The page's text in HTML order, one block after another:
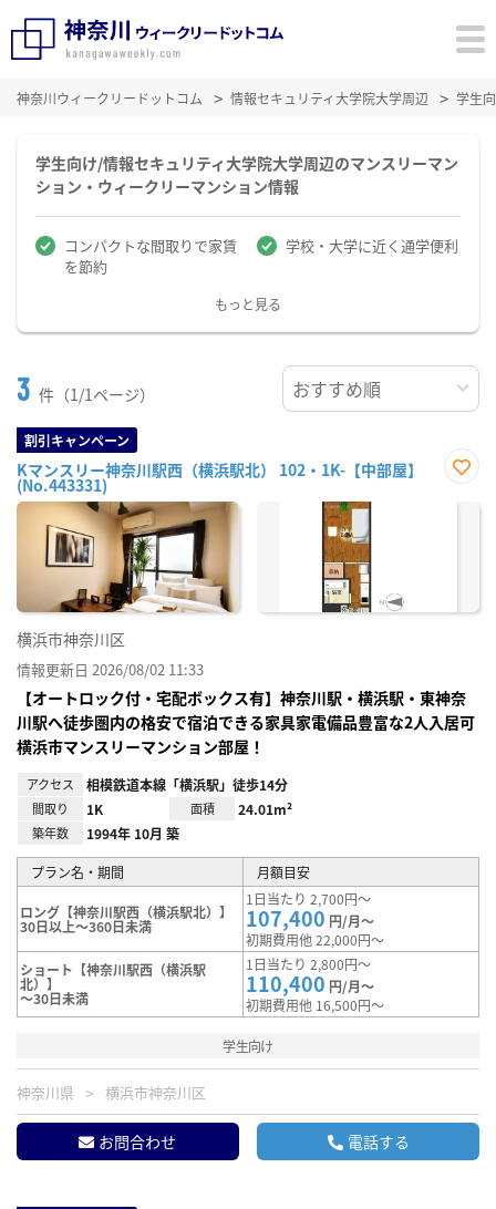
神奈川ウィークリードットコム 情報セキュリティ大学院大学周辺 学生
学生向け/情報セキュリティ大学院大学周辺のマンスリーマン
ション・ウィークリーマンション情報
コンパクトな間取りで家賃
を節約
学校・大学に近く通学便利
もっと見る
3 件（1/1ページ）
割引キャンペーン
Kマンスリー神奈川駅西（横浜駅北） 102・1K-【中部屋】
(No.443331)
に入
横浜市神奈川区
情報更新日 2026/08/02 11:33
【オートロック付・宅配ボックス有】神奈川駅・横浜駅・東神奈
川駅へ徒歩圏内の格安で宿泊できる家具家電備品豊富な2人入居可
横浜市マンスリーマンション部屋！
アクセス 相模鉄道本線「横浜駅」徒歩14分
間取り 1K 面積 24.01m²
築年数 1994年 10月 築
プラン名・期間 月額目安
ロング【神奈川駅西（横浜駅北）】
30日以上～360日未満
1日当たり 2,700円～
107,400 円/月～
初期費用他 22,000円～
ショート【神奈川駅西（横浜駅
北）】
～30日未満
1日当たり 2,800円～
110,400 円/月～
初期費用他 16,500円～
学生向け
神奈川県 横浜市神奈川区
お問合わせ 電話する